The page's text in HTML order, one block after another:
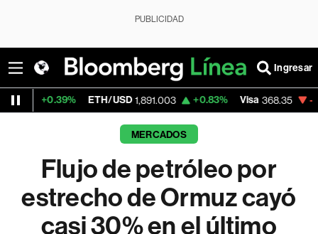
PUBLICIDAD
Ingresar
ETH/USD 1,891.003 +0.83% Visa 368.35 -0.34%
MERCADOS
Flujo de petróleo por
estrecho de Ormuz cayó
casi 30% en el último